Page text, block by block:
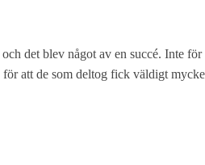
och det blev något av en succé. Inte
för att de som deltog fick väldigt